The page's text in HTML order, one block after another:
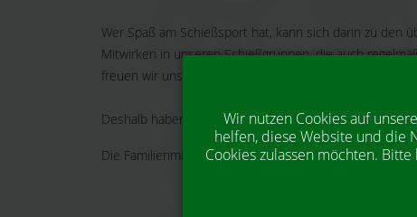
Wer Spaß am Schießsport hat, kann sich darin zu den
Mitwirken in unseren Schießgruppen, die auch
freuen wir uns auch immer über neue Mitglieder im
Deshalb haben wir vor einigen Jahren ein besonderes
Die Familienmitgliedschaft. Für 62,50 Euro pro Jahr
Wir nutzen Cookies auf
helfen, diese Website und die
Cookies zulassen möchten.